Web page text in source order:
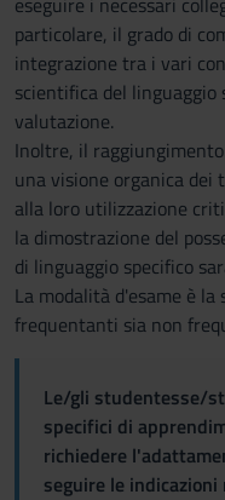
particolare, il grado di
integrazione tra i vari
scientifica del
valutazione.
Inoltre, il
una visione organica
alla loro utilizzazione
la dimostrazione del
di linguaggio specifico
La modalità d'esame è
frequentanti sia non
Le/gli studentesse/
specifici di
richiedere
seguire le